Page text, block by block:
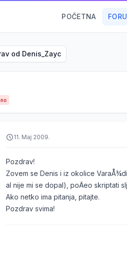
POČETNA
od Denis_Zayc
11. Maj 2009.
Pozdrav!
Zovem se Denis i iz okolice
al nije mi se dopal), poÄeo skriptati
Ako netko ima pitanja, pitajte.
Pozdrav svima!